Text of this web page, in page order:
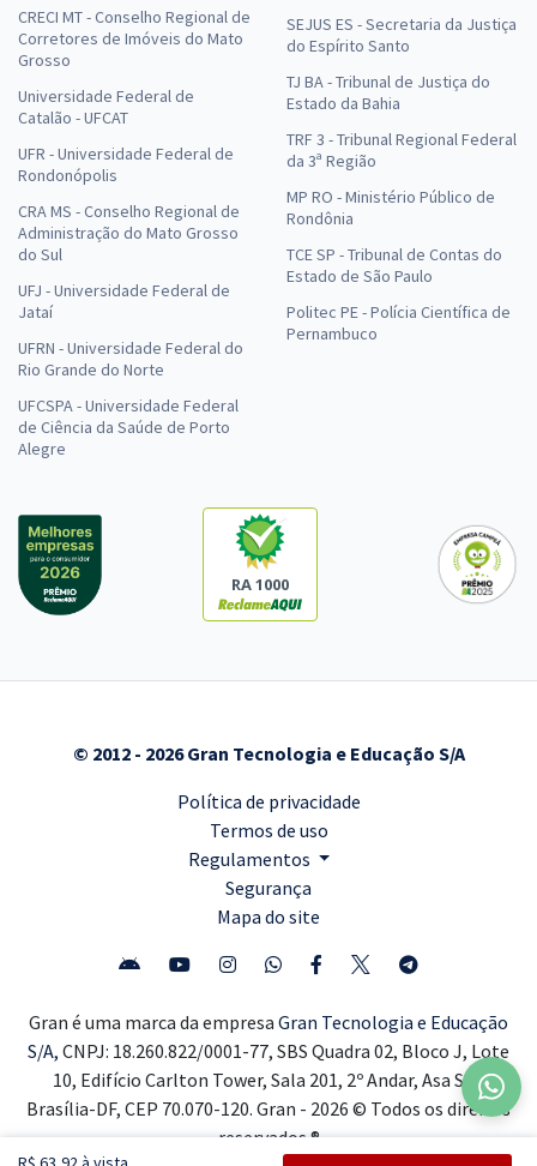
CRECI MT - Conselho Regional de
Corretores de Imóveis do Mato
Grosso
Universidade Federal de
Catalão - UFCAT
UFR - Universidade Federal de
Rondonópolis
CRA MS - Conselho Regional de
Administração do Mato Grosso
do Sul
UFJ - Universidade Federal de
Jataí
UFRN - Universidade Federal do
Rio Grande do Norte
UFCSPA - Universidade Federal
de Ciência da Saúde de Porto
Alegre
SEJUS ES - Secretaria da Justiça
do Espírito Santo
TJ BA - Tribunal de Justiça do
Estado da Bahia
TRF 3 - Tribunal Regional Federal
da 3ª Região
MP RO - Ministério Público de
Rondônia
TCE SP - Tribunal de Contas do
Estado de São Paulo
Politec PE - Polícia Científica de
Pernambuco
RA 1000
© 2012 - 2026 Gran Tecnologia e Educação S/A
Política de privacidade
Termos de uso
Regulamentos
Segurança
Mapa do site
Gran é uma marca da empresa Gran Tecnologia e Educação
S/A, CNPJ: 18.260.822/0001-77, SBS Quadra 02, Bloco J, Lote
10, Edifício Carlton Tower, Sala 201, 2º Andar, Asa Sul,
Brasília-DF, CEP 70.070-120. Gran - 2026 © Todos os direitos
reservados ®